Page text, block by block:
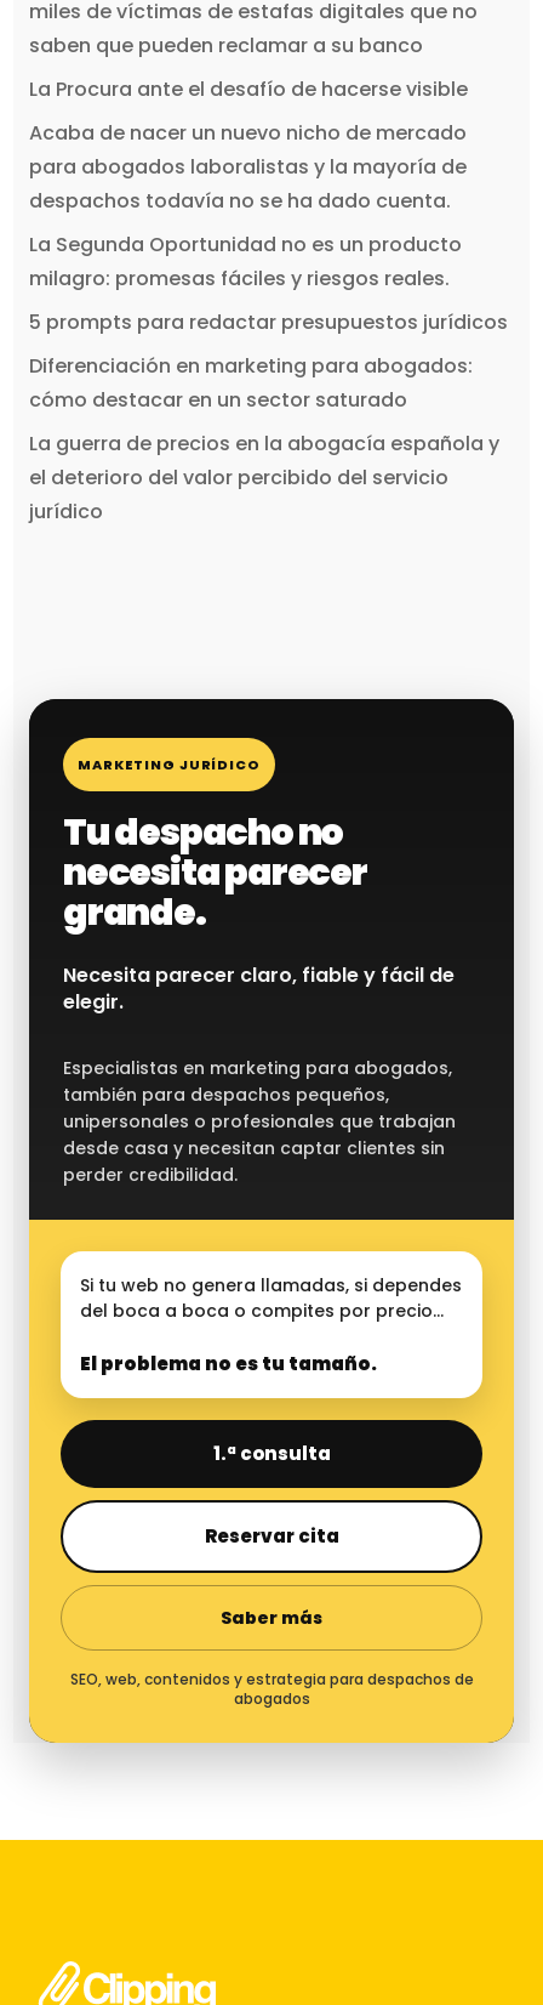
miles de víctimas de estafas digitales que no
saben que pueden reclamar a su banco
La Procura ante el desafío de hacerse visible
Acaba de nacer un nuevo nicho de mercado
para abogados laboralistas y la mayoría de
despachos todavía no se ha dado cuenta.
La Segunda Oportunidad no es un producto
milagro: promesas fáciles y riesgos reales.
5 prompts para redactar presupuestos jurídicos
Diferenciación en marketing para abogados:
cómo destacar en un sector saturado
La guerra de precios en la abogacía española y
el deterioro del valor percibido del servicio
jurídico
MARKETING JURÍDICO
Tu despacho no
necesita parecer
grande.
Necesita parecer claro, fiable y fácil de
elegir.
Especialistas en marketing para abogados,
también para despachos pequeños,
unipersonales o profesionales que trabajan
desde casa y necesitan captar clientes sin
perder credibilidad.
Si tu web no genera llamadas, si dependes
del boca a boca o compites por precio…
El problema no es tu tamaño.
1.ª consulta
Reservar cita
Saber más
SEO, web, contenidos y estrategia para despachos de
abogados